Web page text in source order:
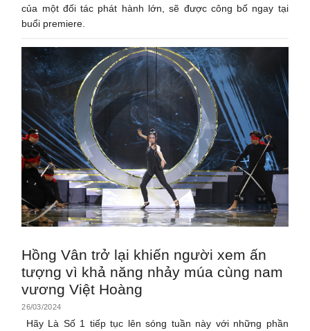
của một đối tác phát hành lớn, sẽ được công bố ngay tại
buổi premiere.
Hồng Vân trở lại khiến người xem ấn
tượng vì khả năng nhảy múa cùng nam
vương Việt Hoàng
26/03/2024
Hãy Là Số 1 tiếp tục lên sóng tuần này với những phần